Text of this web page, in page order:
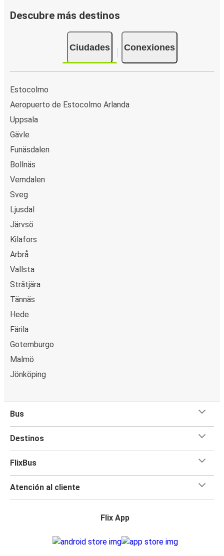
Descubre más destinos
Ciudades Conexiones
Estocolmo
Aeropuerto de Estocolmo Arlanda
Uppsala
Gävle
Funäsdalen
Bollnäs
Vemdalen
Sveg
Ljusdal
Järvsö
Kilafors
Arbrå
Vallsta
Strătjära
Tännäs
Hede
Färila
Gotemburgo
Malmö
Jönköping
Bus
Destinos
FlixBus
Atención al cliente
Flix App